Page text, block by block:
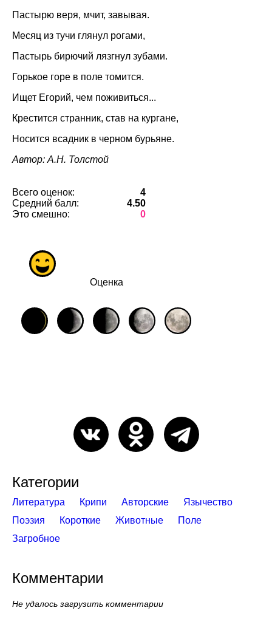
Пастырю веря, мчит, завывая.
Месяц из тучи глянул рогами,
Пастырь бирючий лязгнул зубами.
Горькое горе в поле томится.
Ищет Егорий, чем поживиться...
Крестится странник, став на кургане,
Носится всадник в черном бурьяне.
Автор: А.Н. Толстой
Всего оценок:
4
Средний балл:
4.50
Это смешно:
0
Оценка
Категории
Литература Крипи Авторские
Язычество
Поэзия
Короткие Животные
Поле
Загробное
Комментарии
Не удалось загрузить комментарии